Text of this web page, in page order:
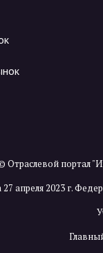
Отраслевой портал
апреля 2023 г.